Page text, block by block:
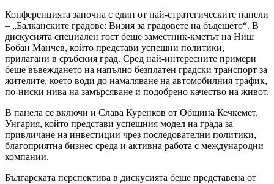
Конференцията започна с един от най-стратегическите панели
– „Балканските градове: Визия за градовете на бъдещето“. В
дискусията специален гост беше заместник-кметът на Ниш
Бобан Манчев, който представи успешни политики,
прилагани в сръбския град. Сред най-интересните примери
беше въвеждането на напълно безплатен градски транспорт за
жителите, което води до намаляване на автомобилния трафик,
по-ниски нива на замърсяване и подобрено качество на живот.
В панела се включи и Слава Куренков от Община Кечкемет,
Унгария, който представи успешния модел на града за
привличане на инвестиции чрез последователни политики,
благоприятна бизнес среда и активна работа с международни
компании.
Българската перспектива в дискусията беше представена от